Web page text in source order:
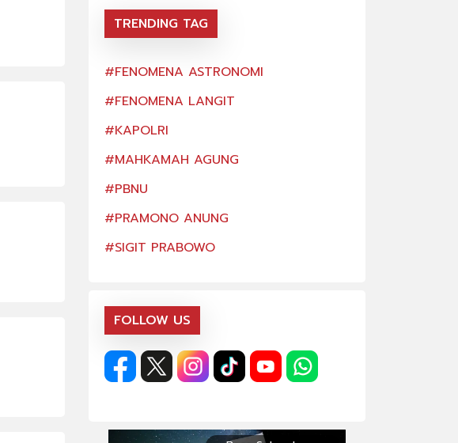
TRENDING TAG
#FENOMENA ASTRONOMI
#FENOMENA LANGIT
#KAPOLRI
#MAHKAMAH AGUNG
#PBNU
#PRAMONO ANUNG
#SIGIT PRABOWO
FOLLOW US